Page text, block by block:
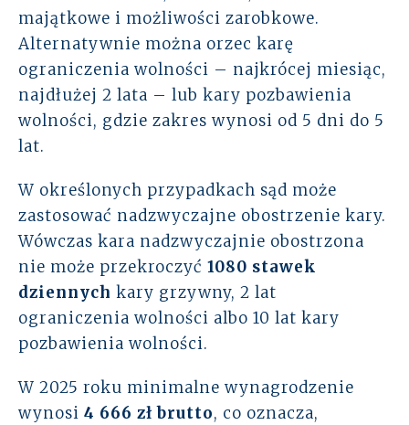
majątkowe i możliwości zarobkowe.
Alternatywnie można orzec karę
ograniczenia wolności – najkrócej miesiąc,
najdłużej 2 lata – lub kary pozbawienia
wolności, gdzie zakres wynosi od 5 dni do 5
lat.
W określonych przypadkach sąd może
zastosować nadzwyczajne obostrzenie kary.
Wówczas kara nadzwyczajnie obostrzona
nie może przekroczyć 1080 stawek
dziennych kary grzywny, 2 lat
ograniczenia wolności albo 10 lat kary
pozbawienia wolności.
W 2025 roku minimalne wynagrodzenie
wynosi 4 666 zł brutto, co oznacza,